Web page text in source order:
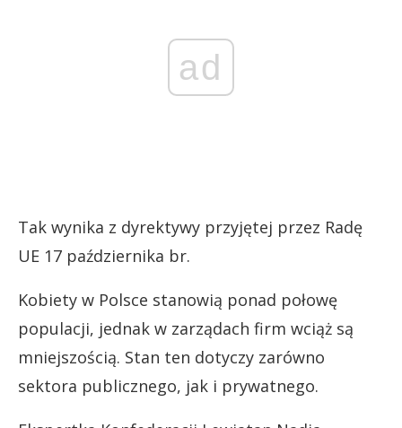
ad
Tak wynika z dyrektywy przyjętej przez Radę
UE 17 października br.
Kobiety w Polsce stanowią ponad połowę
populacji, jednak w zarządach firm wciąż są
mniejszością. Stan ten dotyczy zarówno
sektora publicznego, jak i prywatnego.